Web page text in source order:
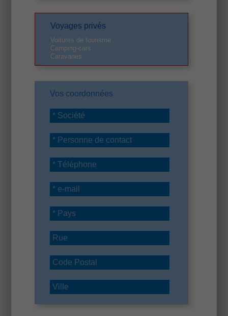
Voyages privés
Voitures de tourisme
Camping-cars
Caravanes
Vos coordonnées